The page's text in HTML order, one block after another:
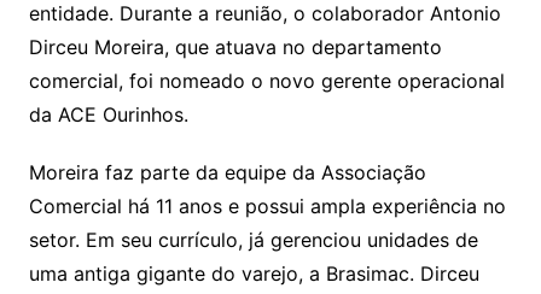
entidade. Durante a reunião, o colaborador Antonio
Dirceu Moreira, que atuava no departamento
comercial, foi nomeado o novo gerente operacional
da ACE Ourinhos.
Moreira faz parte da equipe da Associação
Comercial há 11 anos e possui ampla experiência no
setor. Em seu currículo, já gerenciou unidades de
uma antiga gigante do varejo, a Brasimac. Dirceu